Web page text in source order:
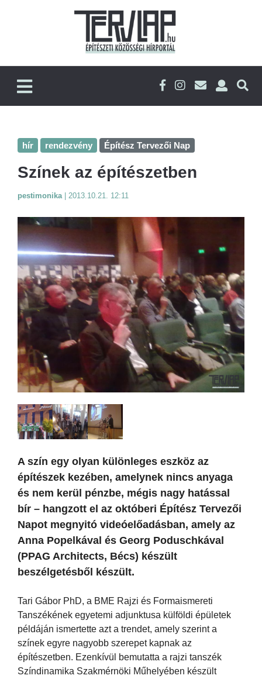
hír rendezvény Építész Tervezői Nap
Színek az építészetben
pestimonika 2013.10.21. 12:11
A szín egy olyan különleges eszköz az
építészek kezében, amelynek nincs anyaga
és nem kerül pénzbe, mégis nagy hatással
bír – hangzott el az októberi Építész Tervezői
Napot megnyitó videóelőadásban, amely az
Anna Popelkával és Georg Poduschkával
(PPAG Architects, Bécs) készült
beszélgetésből készült.
Tari Gábor PhD, a BME Rajzi és Formaismereti
Tanszékének egyetemi adjunktusa külföldi épületek
példáján ismertette azt a trendet, amely szerint a
színek egyre nagyobb szerepet kapnak az
építészetben. Ezenkívül bemutatta a rajzi tanszék
Színdinamika Szakmérnöki Műhelyében készült